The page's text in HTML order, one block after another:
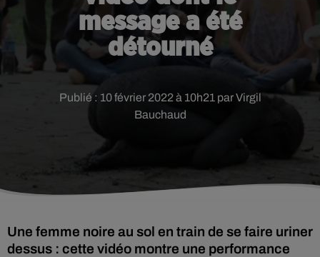
message a été
détourné
Publié : 10 février 2022 à 10h21 par Virgil
Bauchaud
Une femme noire au sol en train de se faire uriner
dessus : cette vidéo montre une performance